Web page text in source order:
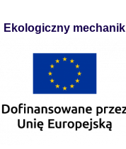
Ekologiczny mechanik